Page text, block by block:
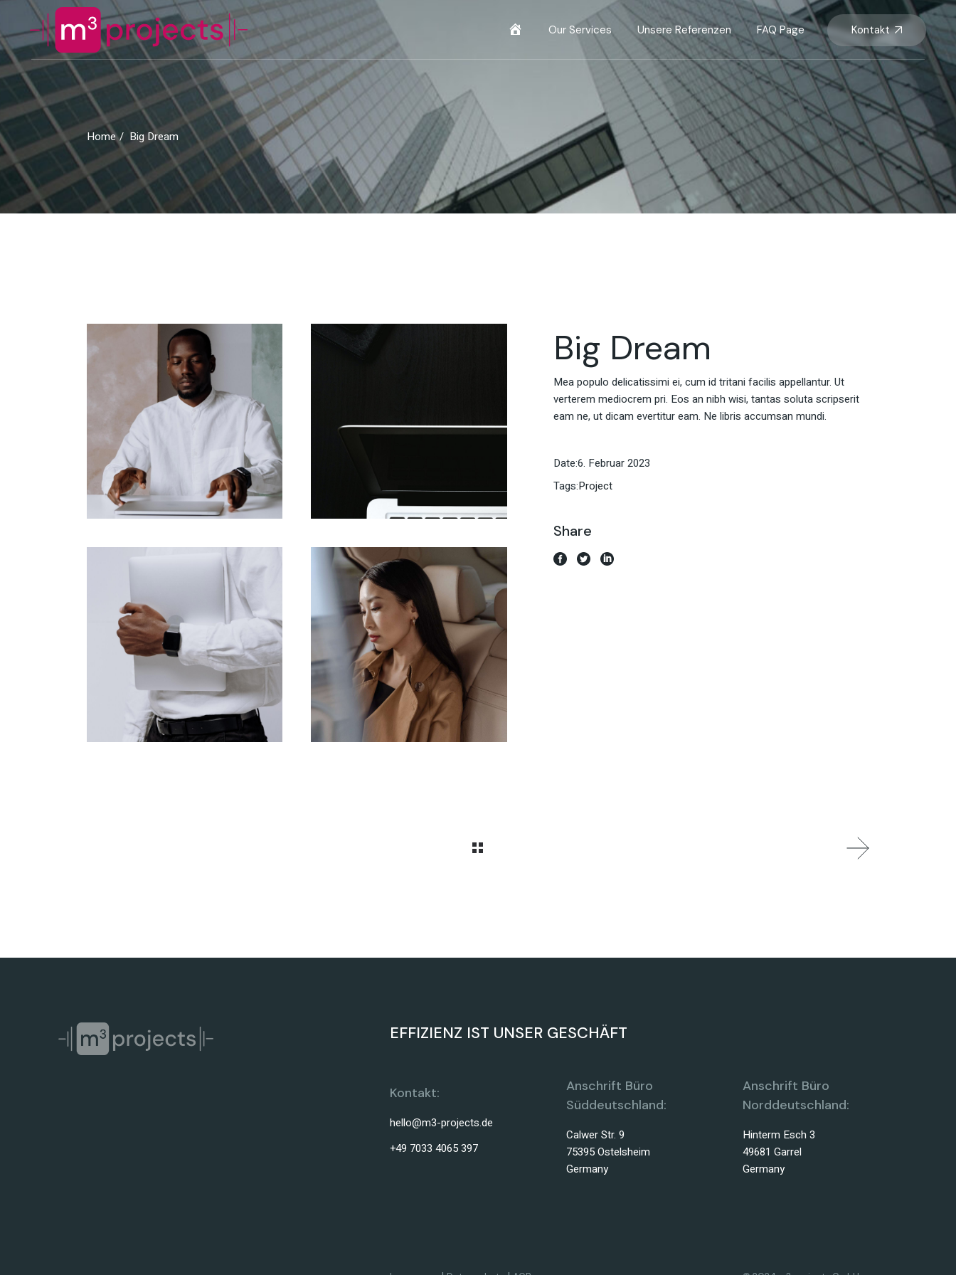
content HomeOur Services Unsere Referenzen FAQ Page Kontakt
Home Big Dream
Big Dream
Mea populo delicatissimi ei, cum id tritani facilis appellantur. Ut
verterem mediocrem pri. Eos an nibh wisi, tantas soluta scripserit
eam ne, ut dicam evertitur eam. Ne libris accumsan mundi.
Date:6. Februar 2023
Tags:Project
Share
EFFIZIENZ IST UNSER GESCHÄFT
Kontakt:
hello@m3-projects.de
+49 7033 4065 397
Anschrift Büro
Süddeutschland:
Calwer Str. 9
75395 Ostelsheim
Germany
Anschrift Büro
Norddeutschland:
Hinterm Esch 3
49681 Garrel
Germany